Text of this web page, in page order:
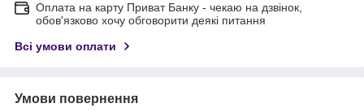
Оплата на карту Приват Банку - чекаю на дзвінок,
обов'язково хочу обговорити деякі питання
Всі умови оплати
Умови повернення